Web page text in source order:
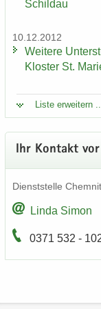
Schildau
10.12.2012
Wei­te­re
Klos­ter St.
Liste er­wei­tern
Ihr Kon­takt
Dienst­stel­le
Linda Simon
0371 532 -